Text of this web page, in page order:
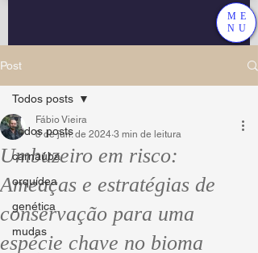
ME
NU
Post
Todos posts
carnaúba
orquídea
genética
mudas
Todos posts
Umbuzeiro em risco:
Ameaças e estratégias de
conservação para uma
espécie chave no bioma
Fábio Vieira
8 de jun. de 2024 3 min de leitura